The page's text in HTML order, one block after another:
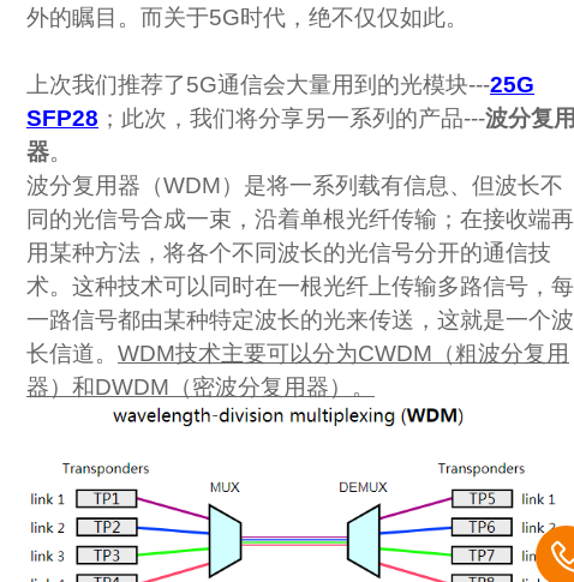
外的瞩目。而关于5G时代，绝不仅仅如此。
上次我们推荐了5G通信会大量用到的光模块---25G
SFP28 ；此次，我们将分享另一系列的产品---波分复
器。
波分复用器（WDM）是将一系列载有信息、但波长不
同的光信号合成一束，沿着单根光纤传输；在接收端再
用某种方法，将各个不同波长的光信号分开的通信技
术。这种技术可以同时在一根光纤上传输多路信号，每
一路信号都由某种特定波长的光来传送，这就是一个波
长信道。 WDM技术主要可以分为CWDM（粗波分复用
器）和DWDM（密波分复用器）。